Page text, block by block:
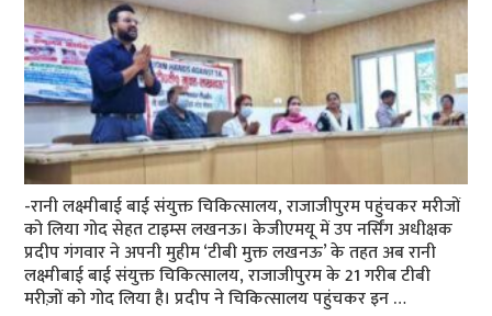
-रानी लक्ष्मीबाई बाई संयुक्त चिकित्सालय, राजाजीपुरम पहुंचकर मरीजों
को लिया गोद सेहत टाइम्स लखनऊ। केजीएमयू में उप नर्सिंग अधीक्षक
प्रदीप गंगवार ने अपनी मुहीम ‘टीबी मुक्त लखनऊ’ के तहत अब रानी
लक्ष्मीबाई बाई संयुक्त चिकित्सालय, राजाजीपुरम के 21 गरीब टीबी
मरीज़ों को गोद लिया है। प्रदीप ने चिकित्सालय पहुंचकर इन …